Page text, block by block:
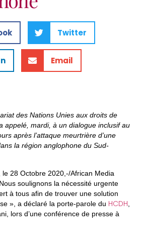
Twitter
Email
des Nations Unies aux droits de
appelé, mardi, à un dialogue inclusif au
après l’attaque meurtrière d’une
la région anglophone du Sud-
le 28 Octobre 2020,-/African Media
soulignons la nécessité urgente
à tous afin de trouver une solution
», a déclaré la porte-parole du HCDH
lors d’une conférence de presse à